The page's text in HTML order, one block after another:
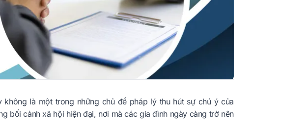
là một trong những chủ đề pháp lý thu hút sự chú ý của
bối cảnh xã hội hiện đại, nơi mà các gia đình ngày càng trở nên